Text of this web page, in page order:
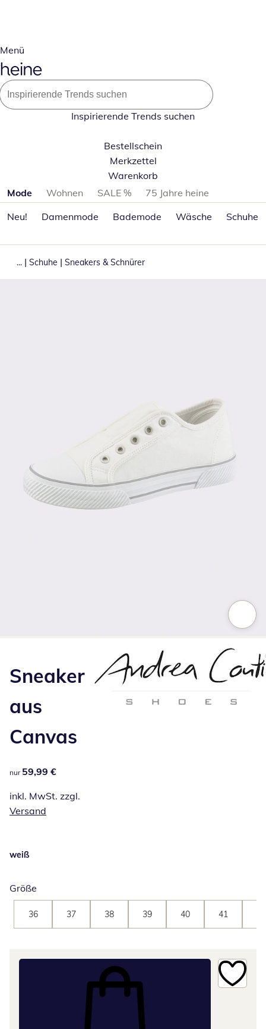
Menü
Inspirierende Trends suchen
Bestellschein
Merkzettel
Warenkorb
Produktkategorien überspringen
Mode Wohnen SALE %
75 Jahre heine
Neu!
Damenmode Bademode Wäsche Schuhe
... | Schuhe | Sneakers & Schnürer
Sneaker
aus
Canvas
59,99 €
nur 59,99 €
inkl. MwSt. zzgl.
Versand
weiß
Größe
36 37 38 39 40 41